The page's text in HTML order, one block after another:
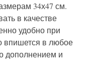
34х47 см.
в качестве
удобно при
впишется в любое
дополнением и